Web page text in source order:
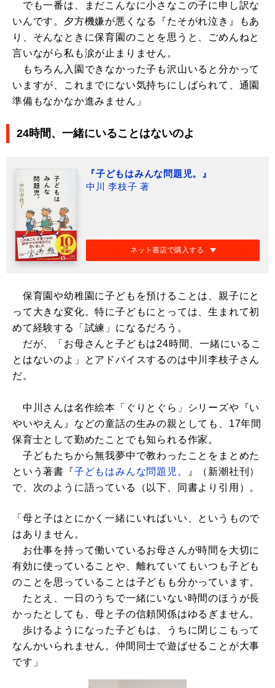
でも一番は、まだこんなに小さなこの子に申し訳な
いんです。夕方機嫌が悪くなる『たそがれ泣き』もあ
り、そんなときに保育園のことを思うと、ごめんねと
言いながら私も涙が止まりません。
もちろん入園できなかった子も沢山いると分かって
いますが、これまでにない気持ちにしばられて、通園
準備もなかなか進みません」
24時間、一緒にいることはないのよ
『子どもはみんな問題児。』
中川 李枝子 著
ネット書店で購入する
保育園や幼稚園に子どもを預けることは、親子にと
って大きな変化。特に子どもにとっては、生まれて初
めて経験する「試練」になるだろう。
だが、「お母さんと子どもは24時間、一緒にいるこ
とはないのよ」とアドバイスするのは中川李枝子さん
だ。
中川さんは名作絵本「ぐりとぐら」シリーズや『い
やいやえん』などの童話の生みの親としても、17年間
保育士として勤めたことでも知られる作家。
子どもたちから無我夢中で教わったことをまとめた
という著書『子どもはみんな問題児。
』（新潮社刊）
で、次のように語っている（以下、同書より引用）。
「母と子はとにかく一緒にいればいい、というもので
はありません。
お仕事を持って働いているお母さんが時間を大切に
有効に使っていることや、離れていてもいつも子ども
のことを思っていることは子どもも分かっています。
たとえ、一日のうちで一緒にいない時間のほうが長
かったとしても、母と子の信頼関係はゆるぎません。
歩けるようになった子どもは、うちに閉じこもって
なんかいられません。仲間同士で遊ばせることが大事
です」